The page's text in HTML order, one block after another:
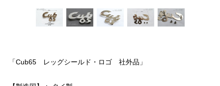
「Cub65 レッグシールド・ロゴ 社外品」